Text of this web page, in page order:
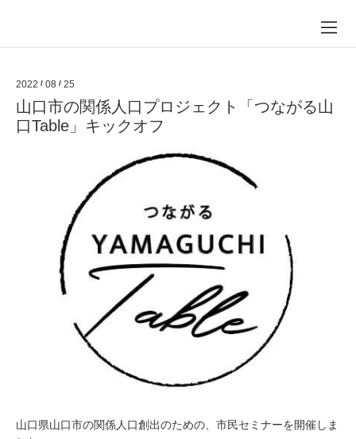
2022 / 08 / 25
山口市の関係人口プロジェクト「つながる山
口Table」キックオフ
山口県山口市の関係人口創出のための、市民セミナーを開催しま